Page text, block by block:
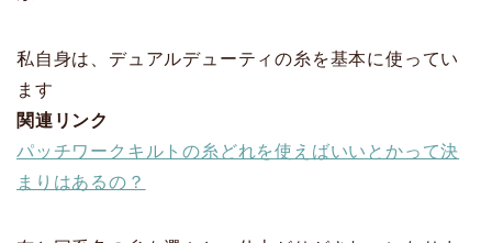
私自身は、デュアルデューティの糸を基本に使ってい
ます
関連リンク
パッチワークキルトの糸どれを使えばいいとかって決
まりはあるの？